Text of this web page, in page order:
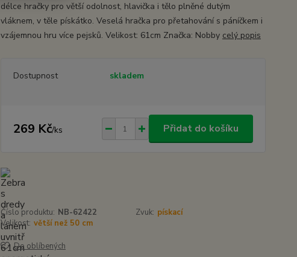
délce hračky pro větší odolnost, hlavička i tělo plněné dutým
vláknem, v těle pískátko. Veselá hračka pro přetahování s páníčkem i
vzájemnou hru více pejsků. Velikost: 61cm Značka: Nobby celý popis
Dostupnost skladem
269 Kč/ks Přidat do košíku
Číslo produktu: NB-62422 Zvuk: pískací
Velikost: větší než 50 cm
Do oblíbených